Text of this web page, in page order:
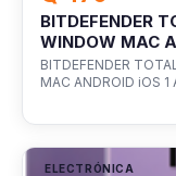
BITDEFENDER
WINDOW MAC
BITDEFENDER
MAC ANDROID iOS 1
ELECTRÓNICA